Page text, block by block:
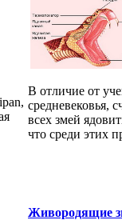
В отличие от
средневековья,
всех змей
что среди этих
Живородящие